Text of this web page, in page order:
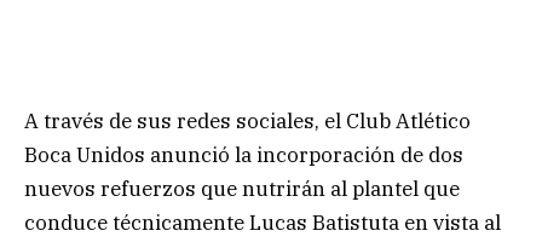
A través de sus redes sociales, el Club Atlético
Boca Unidos anunció la incorporación de dos
nuevos refuerzos que nutrirán al plantel que
conduce técnicamente Lucas Batistuta en vista al